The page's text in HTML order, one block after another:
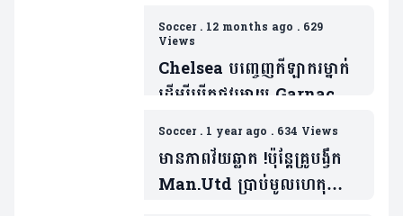
Soccer. 12 months ago . 629
Views
Chelsea បញ្ចេញកីឡាករម្នាក់
ដើម្បីបើកផ្លូវអោយ Garnacho
ចូលរួមជាមួយ
ពួកគេ(មាន២វីឌេអូ)
Soccer. 1 year ago . 634 Views
មានភាពវ័យឆ្លាត !ប៉ុន្តែគ្រូបង្វឹក
Man.Utd ប្រាប់មូលហេតុ